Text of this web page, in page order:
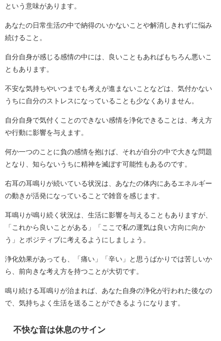
という意味があります。
あなたの日常生活の中で納得のいかないことや解消しきれずに悩み
続けること。
自分自身が感じる感情の中には、良いこともあればもちろん悪いこ
ともあります。
不安な気持ちやいつまでも考えが進まないことなどは、気付かない
うちに自分のストレスになっていることも少なくありません。
自分自身で気付くことのできない感情を浄化できることは、考え方
や行動に影響を与えます。
何か一つのことに負の感情を抱けば、それが自分の中で大きな問題
となり、知らないうちに精神を滅ぼす可能性もあるのです。
右耳の耳鳴りが続いている状況は、あなたの体内にあるエネルギー
の動きが活発になっていることで雑音を感じます。
耳鳴りが鳴り続く状況は、生活に影響を与えることもありますが、
「これから良いことがある」「ここで私の運気は良い方向に向か
う」とポジティブに考えるようにしましょう。
浄化効果があっても、「痛い」「辛い」と思うばかりでは苦しいか
ら、前向きな考え方を持つことが大切です。
鳴り続ける耳鳴りが治まれば、あなた自身の浄化が行われた後なの
で、気持ちよく生活を送ることができるようになります。
不快な音は休息のサイン